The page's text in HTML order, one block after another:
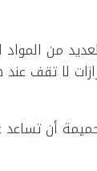
من
لا تقف عند
أن